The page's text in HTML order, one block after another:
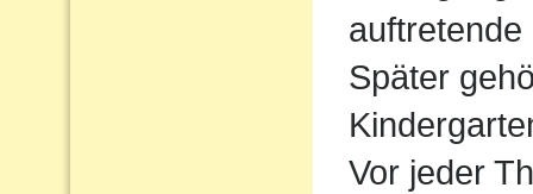
Später
Vor jeder